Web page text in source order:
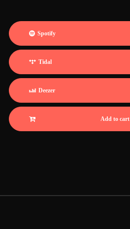
Spotify
Tidal
Deezer
Add to cart